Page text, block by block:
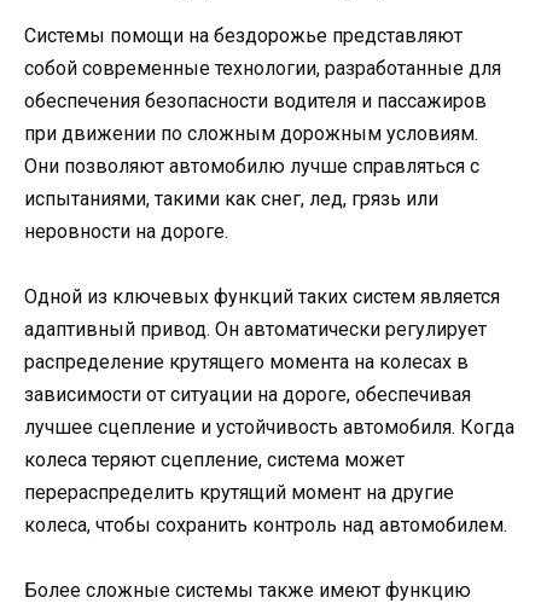
Системы помощи на бездорожье представляют
собой современные технологии, разработанные для
обеспечения безопасности водителя и пассажиров
при движении по сложным дорожным условиям.
Они позволяют автомобилю лучше справляться с
испытаниями, такими как снег, лед, грязь или
неровности на дороге.
Одной из ключевых функций таких систем является
адаптивный привод. Он автоматически регулирует
распределение крутящего момента на колесах в
зависимости от ситуации на дороге, обеспечивая
лучшее сцепление и устойчивость автомобиля. Когда
колеса теряют сцепление, система может
перераспределить крутящий момент на другие
колеса, чтобы сохранить контроль над автомобилем.
Более сложные системы также имеют функцию